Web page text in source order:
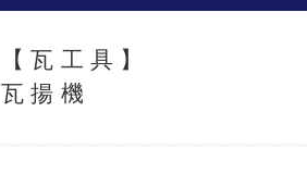
【瓦工具】
瓦揚機